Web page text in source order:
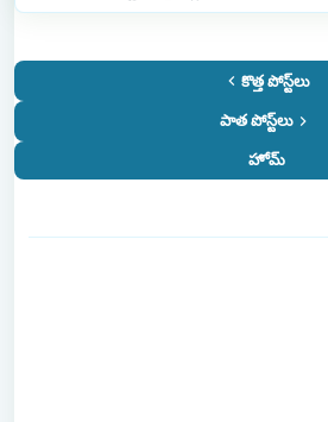
కొత్త పోస్ట్‌లు
పాత పోస్ట్‌లు
హోమ్